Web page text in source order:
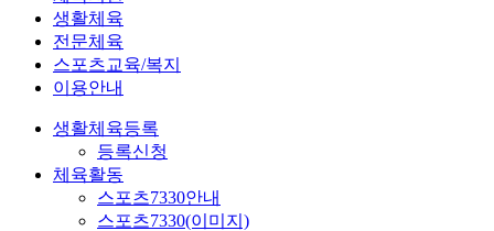
생활체육
전문체육
스포츠교육/복지
이용안내
생활체육등록
등록신청
체육활동
스포츠7330안내
스포츠7330(이미지)